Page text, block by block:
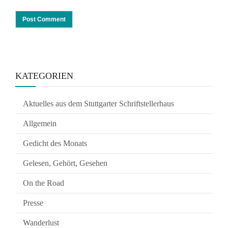
KATEGORIEN
Aktuelles aus dem Stuttgarter Schriftstellerhaus
Allgemein
Gedicht des Monats
Gelesen, Gehört, Gesehen
On the Road
Presse
Wanderlust